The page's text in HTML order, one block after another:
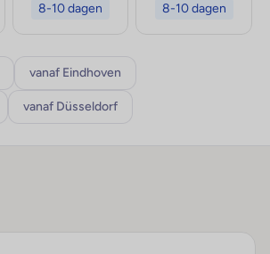
8-10 dagen 8-10 dagen
vanaf Eindhoven
vanaf Düsseldorf